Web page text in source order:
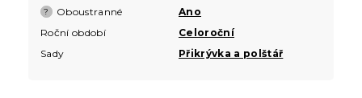
? Oboustranné
Ano
Roční období
Celoroční
Sady
Přikrývka a polštář